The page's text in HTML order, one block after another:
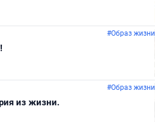
#Образ жизни
#Образ жизни
из жизни.